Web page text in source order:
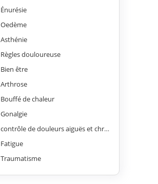
Énurésie
Oedème
Asthénie
Règles douloureuse
Bien être
Arthrose
Bouffé de chaleur
Gonalgie
contrôle de douleurs aiguës et chroniques
Fatigue
Traumatisme